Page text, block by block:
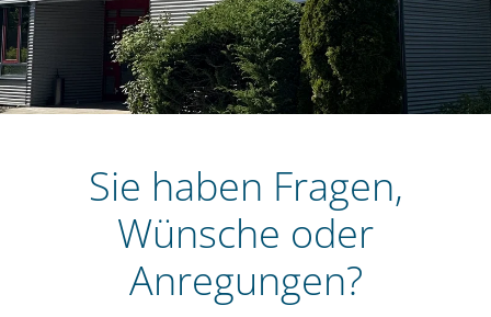
Sie haben Fragen,
Wünsche oder
Anregungen?